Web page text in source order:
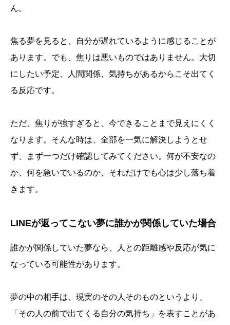
ん。
焦る夢を見ると、自分が遅れているように感じることが
あります。でも、焦りは悪いものではありません。大切
にしたい予定、人間関係、気持ちがあるからこそ出てく
る反応です。
ただ、焦りが強すぎると、今できることまで見えにくく
なります。そんな時は、全部を一気に解決しようとせ
ず、まず一つだけ確認してみてください。何が不安なの
か、何を急いでいるのか、それだけでも心は少し落ち着
きます。
LINEが返ってこない夢に誰かが関係していた場合
誰かが関係していた夢なら、人との距離感や反応が気に
なっている可能性があります。
夢の中の相手は、現実のその人そのものというより、
「その人の前で出てくる自分の気持ち」を表すことがあ